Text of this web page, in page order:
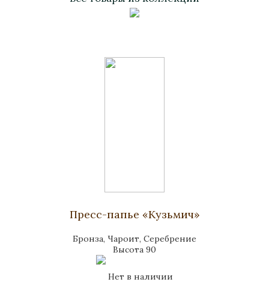
Пресс-папье «Кузьмич»
Бронза, Чароит, Серебрение
Высота 90
Нет в наличии